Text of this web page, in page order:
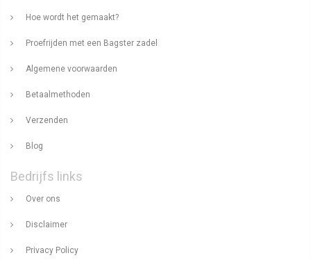
Hoe wordt het gemaakt?
Proefrijden met een Bagster zadel
Algemene voorwaarden
Betaalmethoden
Verzenden
Blog
Bedrijfs links
Over ons
Disclaimer
Privacy Policy